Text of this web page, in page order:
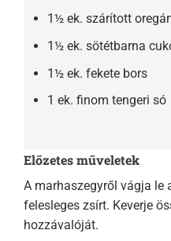
1½ ek. szárított
1½ ek. sötétbarna
1½ ek. fekete bors
1 ek. finom tengeri só
Előzetes műveletek
A marhaszegyről vágja le
felesleges zsírt. Keverje
hozzávalóját.